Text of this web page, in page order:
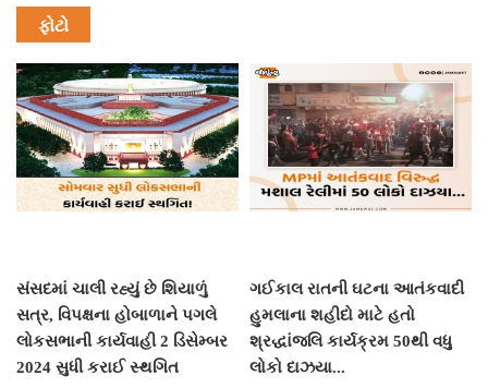
ફોટો
સંસદમાં ચાલી રહ્યું છે શિયાળું
સત્ર, વિપક્ષના હોબાળાને પગલે
લોકસભાની કાર્યવાહી 2 ડિસેમ્બર
2024 સુધી કરાઈ સ્થગિત
ગઈકાલ રાતની ઘટના આતંકવાદી
હુમલાના શહીદો માટે હતો
શ્રદ્ધાંજલિ કાર્યક્રમ 50થી વધુ
લોકો દાઝયા...